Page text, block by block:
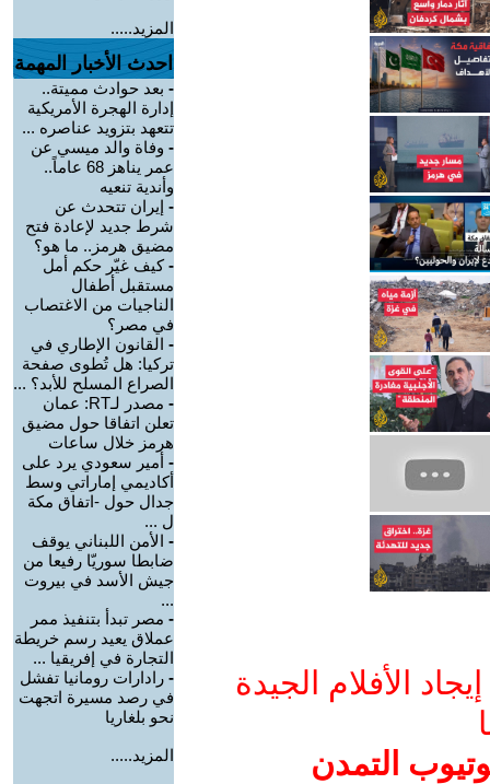
الأفلام الجيدة
التمدن
المزيد.....
احدث الأخبار المهمة
- بعد حوادث مميتة..
إدارة الهجرة الأمريكية
تتعهد بتزويد عناصره ...
- وفاة والد ميسي عن
عمر يناهز 68 عاماً..
وأندية تنعيه
- إيران تتحدث عن
شرط جديد لإعادة فتح
مضيق هرمز.. ما هو؟
-كيف غيّر حكم أمل
مستقبل أطفال
الناجيات من الاغتصاب
في مصر؟
- القانون الإطاري في
تركيا: هل تُطوى صفحة
الصراع المسلح للأبد؟ ...
-
مصدر لـRT: عمان
تعلن اتفاقا حول مضيق
هرمز خلال ساعات
- أمير سعودي يرد على
أكاديمي إماراتي وسط
جدال حول -اتفاق مكة
ل ...
- الأمن اللبناني يوقف
ضابطا سوريّا رفيعا من
جيش الأسد في بيروت
...
- مصر تبدأ بتنفيذ ممر
عملاق يعيد رسم خريطة
التجارة في إفريقيا ...
- رادارات رومانيا تفشل
في رصد مسيرة اتجهت
نحو بلغاريا
المزيد.....